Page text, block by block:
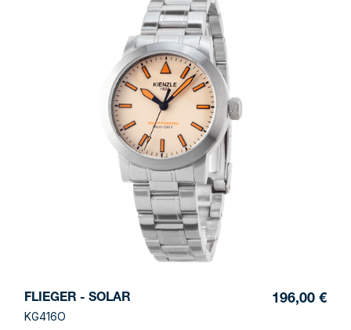
FLIEGER - SOLAR
KG416O
196,00 €